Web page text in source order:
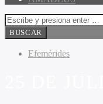
Efemérides